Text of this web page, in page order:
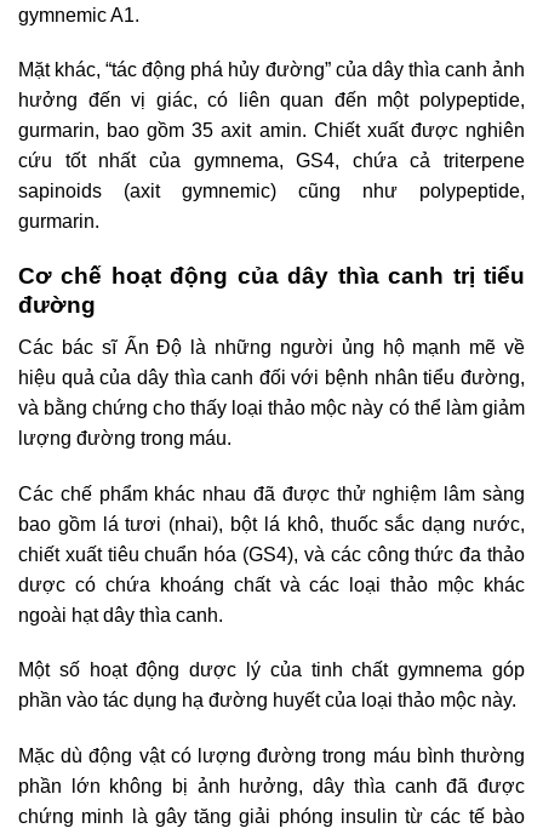
gymnemic A1.
Mặt khác, “tác động phá hủy đường” của dây thìa canh ảnh
hưởng đến vị giác, có liên quan đến một polypeptide,
gurmarin, bao gồm 35 axit amin. Chiết xuất được nghiên
cứu tốt nhất của gymnema, GS4, chứa cả triterpene
sapinoids (axit gymnemic) cũng như polypeptide,
gurmarin.
Cơ chế hoạt động của dây thìa canh trị tiểu
đường
Các bác sĩ Ấn Độ là những người ủng hộ mạnh mẽ về
hiệu quả của dây thìa canh đối với bệnh nhân tiểu đường,
và bằng chứng cho thấy loại thảo mộc này có thể làm giảm
lượng đường trong máu.
Các chế phẩm khác nhau đã được thử nghiệm lâm sàng
bao gồm lá tươi (nhai), bột lá khô, thuốc sắc dạng nước,
chiết xuất tiêu chuẩn hóa (GS4), và các công thức đa thảo
dược có chứa khoáng chất và các loại thảo mộc khác
ngoài hạt dây thìa canh.
Một số hoạt động dược lý của tinh chất gymnema góp
phần vào tác dụng hạ đường huyết của loại thảo mộc này.
Mặc dù động vật có lượng đường trong máu bình thường
phần lớn không bị ảnh hưởng, dây thìa canh đã được
chứng minh là gây tăng giải phóng insulin từ các tế bào